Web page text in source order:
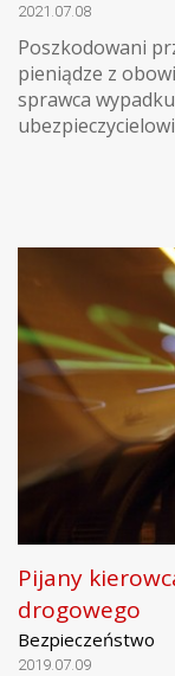
2021.07.08
Poszkodowani
pieniądze z
sprawca
Pijany
drogowego
Bezpieczeństwo
2019.07.09